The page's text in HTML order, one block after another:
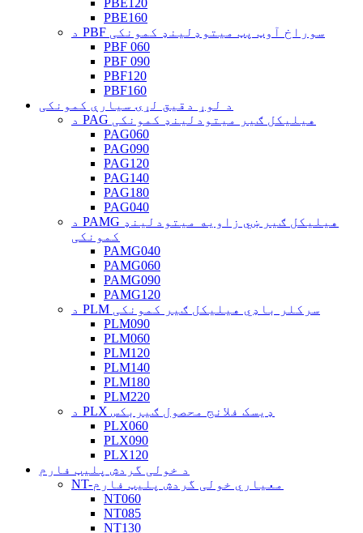
PBE160
د PBF سوراخ آوټ پټ میتوډلینډ کمونکی
PBF 060
PBF 090
PBF120
PBF160
د لوړ دقیق لړۍ سیارې کمونکی
د PAG هیلیکل ګیر میتودلینډ کمونکی
PAG060
PAG090
PAG120
PAG140
PAG180
PAG040
د PAMG هیلیکل ګیر ښي زاویه میتودلینډ
کمونکی
PAMG040
PAMG060
PAMG090
PAMG120
د PLM سرکلر باډي هیلیکل ګیر کمونکی
PLM090
PLM060
PLM120
PLM140
PLM180
PLM220
د PLX ډیسک فلانج محصول ګیربکس
PLX060
PLX090
PLX120
د خولی گردش پلیټ فارم
NT-معیاري خولی گردش پلیټ فارم
NT060
NT085
NT130